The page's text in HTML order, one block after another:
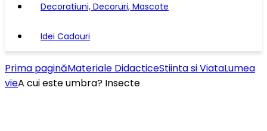
Decoratiuni, Decoruri, Mascote
Idei Cadouri
Prima paginăMateriale DidacticeStiinta si ViataLumea
vieA cui este umbra? Insecte